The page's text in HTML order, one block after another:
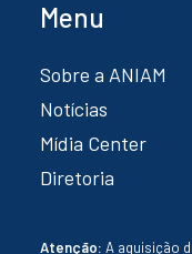
Menu
Sobre a ANIAM
Notícias
Mídia Center
Diretoria
Atenção: A aquisição